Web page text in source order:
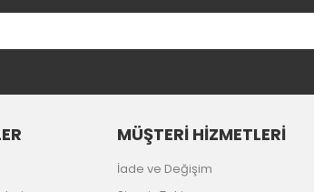
MÜŞTERİ HİZMETLERİ
İade ve Değişim